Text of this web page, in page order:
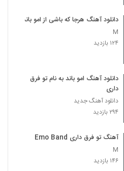
آهنگ رو به رام کن از فریان به همراه
آهنگ جدید و زیبای امیر کاظمی با نام
لاین بازی از سپهر خلسه(رپ)
Salar Aghili
دانلود آهنگ هرجا که باشی از امو باند
M
۱۲۴ بازدید
دانلود آهنگ امو باند به نام تو فرق
داری
دانلود آهنگ جدید
۲۹۴ بازدید
آهنگ تو فرق داری Emo Band
M
۱۴۶ بازدید